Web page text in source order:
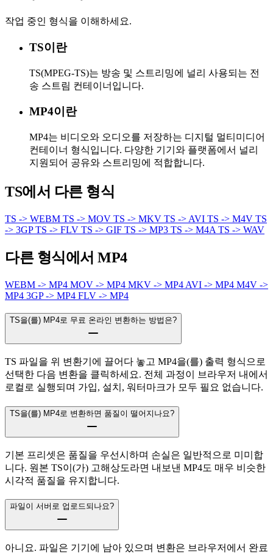
작업 중인 형식을 이해하세요.
TS이란
TS(MPEG-TS)는 방송 및 스트리밍에 널리 사용되는 전
송 스트림 컨테이너입니다.
MP4이란
MP4는 비디오와 오디오를 저장하는 디지털 멀티미디어
컨테이너 형식입니다. 다양한 기기와 플랫폼에서 널리
지원되어 공유와 스트리밍에 적합합니다.
TS에서 다른 형식
TS -> WEBM TS -> MOV TS -> MKV TS -> AVI TS -> M4V TS
-> 3GPTS -> FLV TS -> GIF TS -> MP3 TS -> M4A TS -> WAV
다른 형식에서 MP4
WEBM -> MP4 MOV -> MP4 MKV -> MP4 AVI -> MP4 M4V ->
MP4 3GP -> MP4 FLV -> MP4
TS을(를) MP4로 무료 온라인 변환하는 방법은?
TS 파일을 위 변환기에 끌어다 놓고 MP4을(를) 출력 형식으로
선택한 다음 변환을 클릭하세요. 전체 과정이 브라우저 내에서
로컬로 실행되며 가입, 설치, 워터마크가 모두 필요 없습니다.
TS을(를) MP4로 변환하면 품질이 떨어지나요?
기본 프리셋은 품질을 우선시하며 손실은 일반적으로 미미합
니다. 원본 TS이(가) 고해상도라면 내보낸 MP4도 매우 비슷한
시각적 품질을 유지합니다.
파일이 서버로 업로드되나요?
아니요. 파일은 기기에 남아 있으며 변환은 브라우저에서 완료